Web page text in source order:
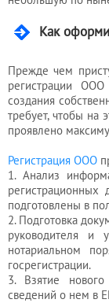
Как
Прежде чем
регистрации
создания
требует, чтобы на
проявлено
Регистрация ООО
1. Анализ
подготовлены в
2. Подготовка
руководителя и
нотариальном
госрегистрации.
3. Взятие
сведений о нем в
юриста
Услуги
регистратора
Кадровый
аутсорсинг
Лицензии
и
разрешения